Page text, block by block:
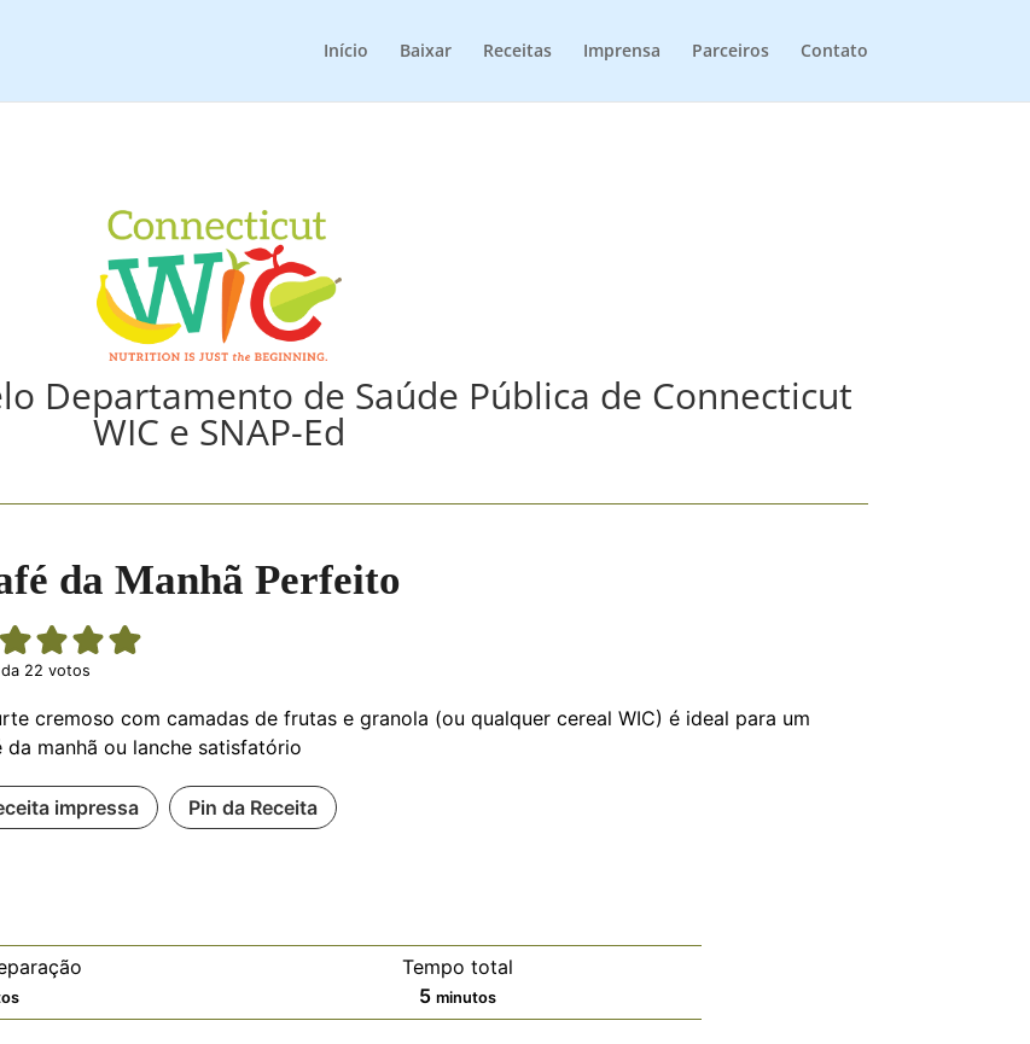
Início Baixar Receitas Imprensa Parceiros Contato
Departamento de Saúde Pública de Connecticut
WIC e SNAP-Ed
da Manhã Perfeito
22 votos
cremoso com camadas de frutas e granola (ou qualquer cereal WIC) é ideal para um
da manhã ou lanche satisfatório
impressa Pin da Receita
Tempo total
5minutos
minutos